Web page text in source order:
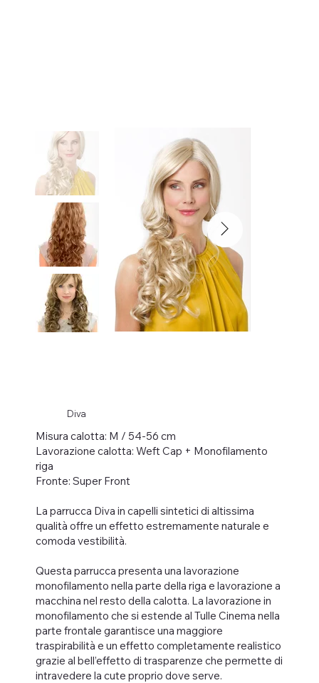
Diva
Misura calotta: M / 54-56 cm
Lavorazione calotta: Weft Cap + Monofilamento
riga
Fronte: Super Front
La parrucca Diva in capelli sintetici di altissima
qualità offre un effetto estremamente naturale e
comoda vestibilità.
Questa parrucca presenta una lavorazione
monofilamento nella parte della riga e lavorazione a
macchina nel resto della calotta. La lavorazione in
monofilamento che si estende al Tulle Cinema nella
parte frontale garantisce una maggiore
traspirabilità e un effetto completamente realistico
grazie al bell’effetto di trasparenze che permette di
intravedere la cute proprio dove serve.